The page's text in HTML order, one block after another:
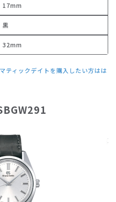
17mm
黒
32mm
ティックデイトを購入したい方はは